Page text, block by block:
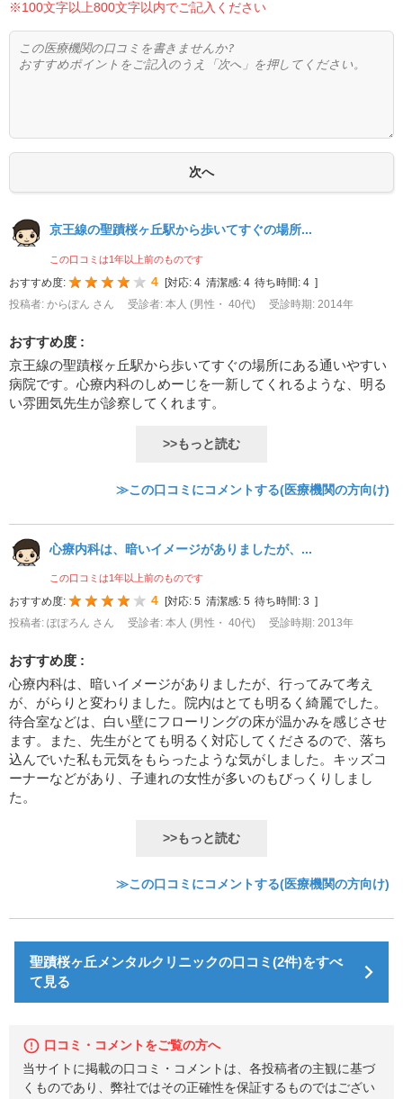
※100文字以上800文字以内でご記入ください
京王線の聖蹟桜ヶ丘駅から歩いてすぐの場所...
この口コミは1年以上前のものです
おすすめ度: 4 [対応: 4 清潔感: 4 待ち時間: 4 ]
投稿者: からぽん さん
受診者: 本人 (男性・ 40代) 受診時期: 2014年
おすすめ度 :
京王線の聖蹟桜ヶ丘駅から歩いてすぐの場所にある通いやすい
病院です。心療内科のしめーじを一新してくれるような、明る
い雰囲気先生が診察してくれます。
>>もっと読む
≫この口コミにコメントする(医療機関の方向け)
心療内科は、暗いイメージがありましたが、...
この口コミは1年以上前のものです
おすすめ度: 4 対応: 5 清潔感: 5 待ち時間: 3
投稿者: ぽぽろん さん
受診者: 本人 (男性・ 40代) 受診時期: 2013年
おすすめ度 :
心療内科は、暗いイメージがありましたが、行ってみて考え
が、がらりと変わりました。院内はとても明るく綺麗でした。
待合室などは、白い壁にフローリングの床が温かみを感じさせ
ます。また、先生がとても明るく対応してくださるので、落ち
込んでいた私も元気をもらったような気がしました。キッズコ
ーナーなどがあり、子連れの女性が多いのもびっくりしまし
た。
>>もっと読む
≫この口コミにコメントする(医療機関の方向け)
聖蹟桜ヶ丘メンタルクリニックの口コミ(2件)をすべ
て見る
口コミ・コメントをご覧の方へ
当サイトに掲載の口コミ・コメントは、各投稿者の主観に基づ
くものであり、弊社ではその正確性を保証するものではござい